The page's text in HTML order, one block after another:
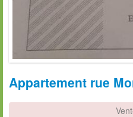
Appartement rue